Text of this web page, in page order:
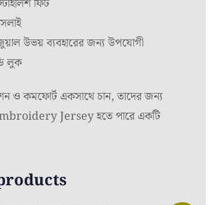
ফিট
উভয় ব্যবহারের জন্য উপযোগী
লুক
ও কমফোর্ট একসাথে চান, তাদের জন্য
Jersey হতে পারে একটি